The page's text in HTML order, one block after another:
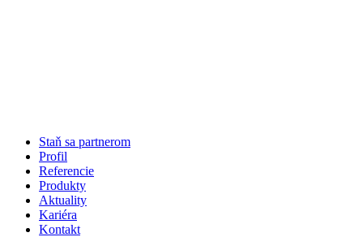
Staň sa partnerom
Profil
Referencie
Produkty
Aktuality
Kariéra
Kontakt